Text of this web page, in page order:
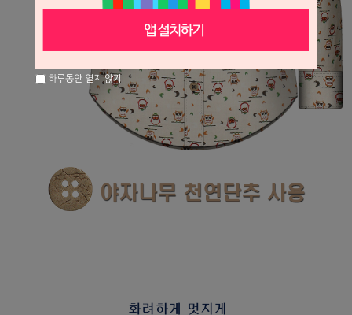
하루동안 열지 않기